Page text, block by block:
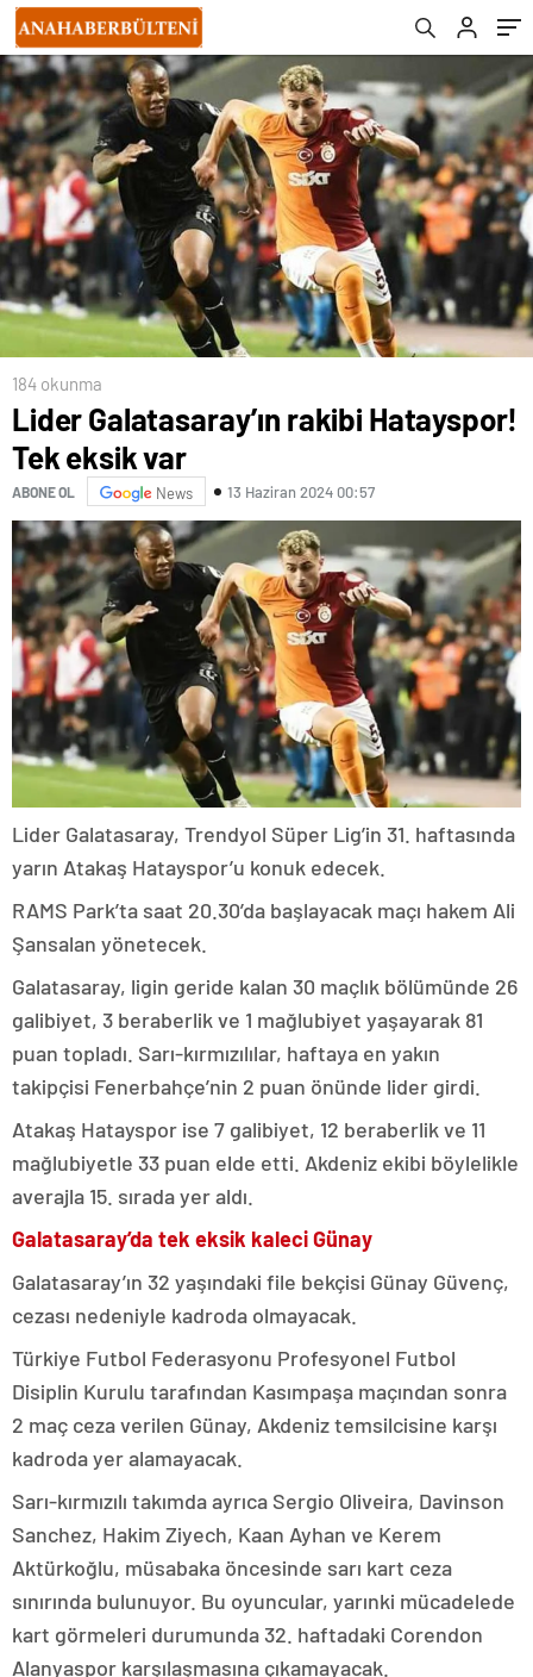
184 okunma
Lider Galatasaray’ın rakibi Hatayspor!
Tek eksik var
ABONE OL News 13 Haziran 2024 00:57
Lider Galatasaray, Trendyol Süper Lig’in 31. haftasında
yarın Atakaş Hatayspor’u konuk edecek.
RAMS Park’ta saat 20.30’da başlayacak maçı hakem Ali
Şansalan yönetecek.
Galatasaray, ligin geride kalan 30 maçlık bölümünde 26
galibiyet, 3 beraberlik ve 1 mağlubiyet yaşayarak 81
puan topladı. Sarı-kırmızılılar, haftaya en yakın
takipçisi Fenerbahçe’nin 2 puan önünde lider girdi.
Atakaş Hatayspor ise 7 galibiyet, 12 beraberlik ve 11
mağlubiyetle 33 puan elde etti. Akdeniz ekibi böylelikle
averajla 15. sırada yer aldı.
Galatasaray’da tek eksik kaleci Günay
Galatasaray’ın 32 yaşındaki file bekçisi Günay Güvenç,
cezası nedeniyle kadroda olmayacak.
Türkiye Futbol Federasyonu Profesyonel Futbol
Disiplin Kurulu tarafından Kasımpaşa maçından sonra
2 maç ceza verilen Günay, Akdeniz temsilcisine karşı
kadroda yer alamayacak.
Sarı-kırmızılı takımda ayrıca Sergio Oliveira, Davinson
Sanchez, Hakim Ziyech, Kaan Ayhan ve Kerem
Aktürkoğlu, müsabaka öncesinde sarı kart ceza
sınırında bulunuyor. Bu oyuncular, yarınki mücadelede
kart görmeleri durumunda 32. haftadaki Corendon
Alanyaspor karşılaşmasına çıkamayacak.